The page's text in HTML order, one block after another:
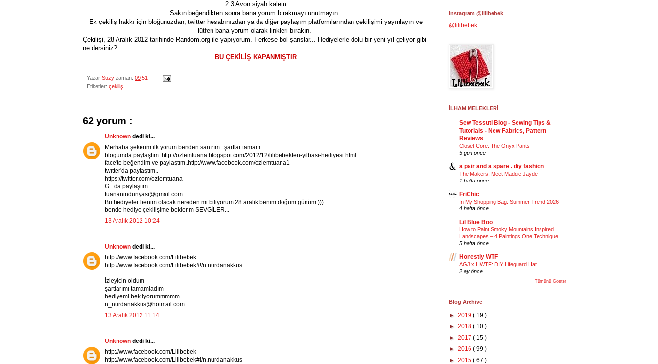
2.3 Avon siyah kalem
Sakın beğendikten sonra bana yorum bırakmayı unutmayın.
Ek çekiliş hakkı için bloğunuzdan, twitter hesabınızdan ya da diğer paylaşım platformlarından çekilişimi yayınlayın ve
lütfen bana yorum olarak linkleri bırakın.
Çekilişi, 28 Aralık 2012 tarihinde Random.org ile yapıyorum. Herkese bol şanslar... Hediyelerle dolu bir yeni yıl geliyor gibi
ne dersiniz?
BU ÇEKİLİŞ KAPANMIŞTIR
Yazar Suzy zaman: 09:51
Etiketler: çekiliş
62 yorum :
Unknown dedi ki...
Merhaba şekerim ilk yorum benden sanırım...şartlar tamam..
blogumda paylaştım..http://ozlemtuana.blogspot.com/2012/12/lilibebekten-yilbasi-hediyesi.html
face'te beğendim ve paylaştım..http://www.facebook.com/ozlemtuana1
twıtter'da paylaştım..
https://twitter.com/ozlemtuana
G+ da paylaştım..
tuananindunyasi@gmail.com
Bu hediyeler benim olacak nereden mi biliyorum 28 aralık benim doğum günüm:)))
bende hediye çekilişime beklerim SEVGİLER...
13 Aralık 2012 10:24
Unknown dedi ki...
http://www.facebook.com/Lilibebek
http://www.facebook.com/Lilibebek#!/n.nurdanakkus
İzleyicin oldum
şartlarımı tamamladım
hediyemi bekliyorummmmm
n_nurdanakkus@hotmail.com
13 Aralık 2012 11:14
Unknown dedi ki...
http://www.facebook.com/Lilibebek
http://www.facebook.com/Lilibebek#!/n.nurdanakkus
Instagram @lilibebek
@lilibebek
İLHAM MELEKLERİ
Sew Tessuti Blog - Sewing Tips &
Tutorials - New Fabrics, Pattern
Reviews
Closet Core: The Onyx Pants
5 gün önce
a pair and a spare . diy fashion
The Makers: Meet Maddie Jayde
1 hafta önce
FriChic
In My Shopping Bag: Summer Trend 2026
4 hafta önce
Lil Blue Boo
How to Paint Smoky Mountains Inspired
Landscapes – 4 Paintings One Technique
5 hafta önce
Honestly WTF
AGJ x HWTF: DIY Lifeguard Hat
2 ay önce
Tümünü Göster
Blog Archive
► 2019 ( 19 )
► 2018 ( 10 )
► 2017 ( 15 )
► 2016 ( 99 )
► 2015 ( 67 )